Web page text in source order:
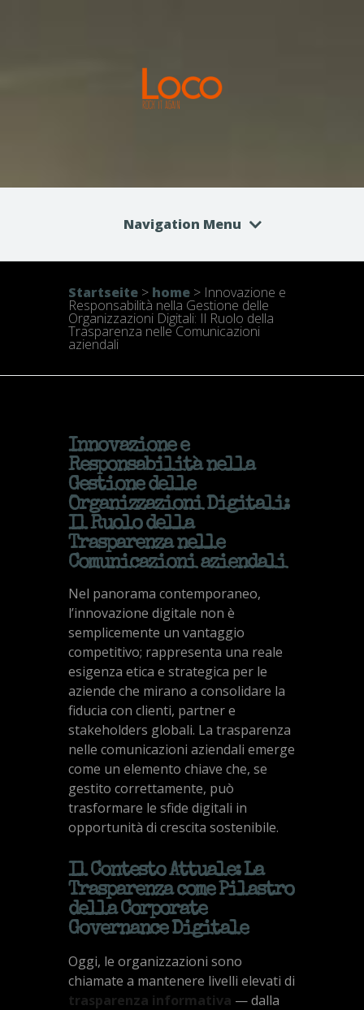
Navigation Menu
Startseite > home > Innovazione e
Responsabilità nella Gestione delle
Organizzazioni Digitali: Il Ruolo della
Trasparenza nelle Comunicazioni
aziendali
Innovazione e
Responsabilità nella
Gestione delle
Organizzazioni Digitali:
Il Ruolo della
Trasparenza nelle
Comunicazioni aziendali
Nel panorama contemporaneo,
l’innovazione digitale non è
semplicemente un vantaggio
competitivo; rappresenta una reale
esigenza etica e strategica per le
aziende che mirano a consolidare la
fiducia con clienti, partner e
stakeholders globali. La trasparenza
nelle comunicazioni aziendali emerge
come un elemento chiave che, se
gestito correttamente, può
trasformare le sfide digitali in
opportunità di crescita sostenibile.
Il Contesto Attuale: La
Trasparenza come Pilastro
della Corporate
Governance Digitale
Oggi, le organizzazioni sono
chiamate a mantenere livelli elevati di
trasparenza informativa — dalla